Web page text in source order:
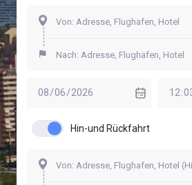
Hin-und Rückfahrt